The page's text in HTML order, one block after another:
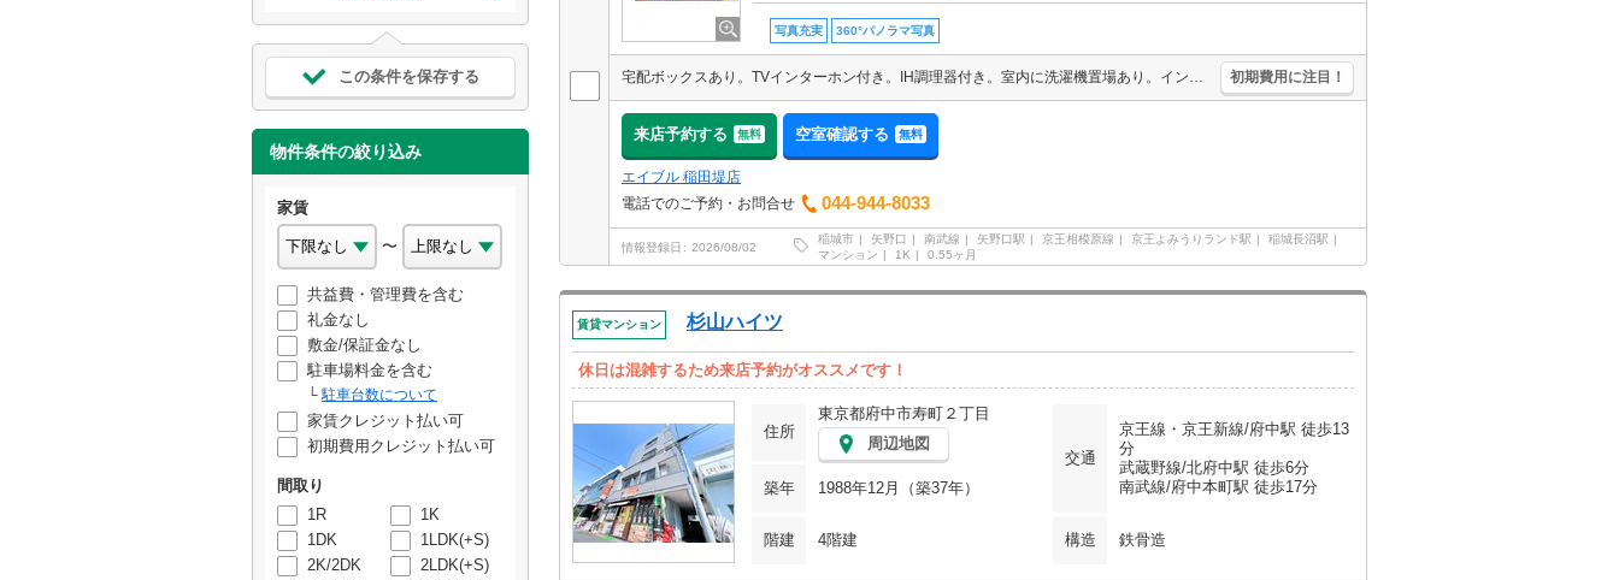
この条件を保存する
物件条件の絞り込み
家賃
〜
共益費・管理費を含む
礼金なし
敷金/保証金なし
駐車場料金を含む
駐車台数について
家賃クレジット払い可
初期費用クレジット払い可
間取り
1R
1K
1DK
1LDK(+S)
2K/2DK
2LDK(+S)
写真充実 360°パノラマ写真
宅配ボックスあり。TVインターホン付き。IH調理器付き。室内に洗濯機置場あり。インターネット無料(契約内容要確認)。 初期費用に注目！
来店予約する 無料 空室確認する 無料
エイブル 稲田堤店
電話でのご予約・お問合せ
044-944-8033
情報登録日 2026/08/02
稲城市 矢野口 南武線 矢野口駅 京王相模原線 京王よみうりランド駅
稲城長沼駅
マンション
1K 0.55ヶ月
賃貸マンション 杉山ハイツ
休日は混雑するため来店予約がオススメです！
住所
東京都府中市寿町２丁目
周辺地図
交通
京王線・京王新線/府中駅 徒歩13
分
武蔵野線/北府中駅 徒歩6分
南武線/府中本町駅 徒歩17分
築年 1988年12月（築37年）
階建 4階建 構造 鉄骨造